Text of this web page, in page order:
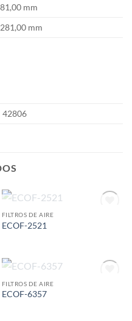
81,00 mm
281,00 mm
42806
AGOTADO
FILTROS DE AIRE
ECOF-2521
AGOTADO
FILTROS DE AIRE
ECOF-6357